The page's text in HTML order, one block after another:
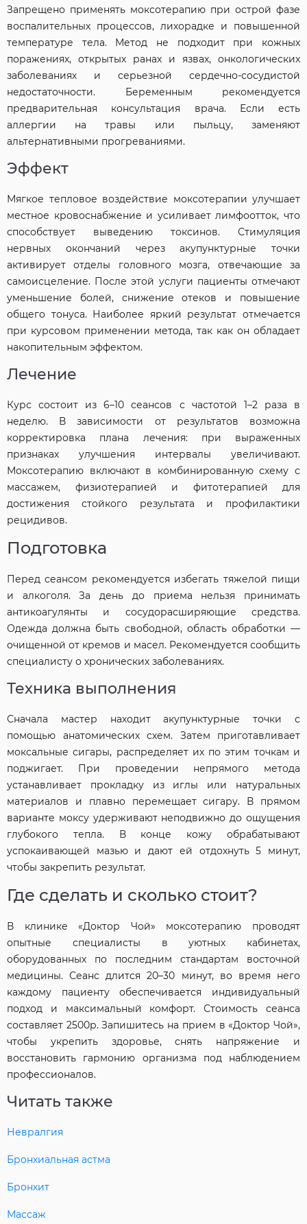
Запрещено применять моксотерапию при острой фазе
воспалительных процессов, лихорадке и повышенной
температуре тела. Метод не подходит при кожных
поражениях, открытых ранах и язвах, онкологических
заболеваниях и серьезной сердечно-сосудистой
недостаточности. Беременным рекомендуется
предварительная консультация врача. Если есть
аллергии на травы или пыльцу, заменяют
альтернативными прогреваниями.
Эффект
Мягкое тепловое воздействие моксотерапии улучшает
местное кровоснабжение и усиливает лимфоотток, что
способствует выведению токсинов. Стимуляция
нервных окончаний через акупунктурные точки
активирует отделы головного мозга, отвечающие за
самоисцеление. После этой услуги пациенты отмечают
уменьшение болей, снижение отеков и повышение
общего тонуса. Наиболее яркий результат отмечается
при курсовом применении метода, так как он обладает
накопительным эффектом.
Лечение
Курс состоит из 6–10 сеансов с частотой 1–2 раза в
неделю. В зависимости от результатов возможна
корректировка плана лечения: при выраженных
признаках улучшения интервалы увеличивают.
Моксотерапию включают в комбинированную схему с
массажем, физиотерапией и фитотерапией для
достижения стойкого результата и профилактики
рецидивов.
Подготовка
Перед сеансом рекомендуется избегать тяжелой пищи
и алкоголя. За день до приема нельзя принимать
антикоагулянты и сосудорасширяющие средства.
Одежда должна быть свободной, область обработки —
очищенной от кремов и масел. Рекомендуется сообщить
специалисту о хронических заболеваниях.
Техника выполнения
Сначала мастер находит акупунктурные точки с
помощью анатомических схем. Затем приготавливает
моксальные сигары, распределяет их по этим точкам и
поджигает. При проведении непрямого метода
устанавливает прокладку из иглы или натуральных
материалов и плавно перемещает сигару. В прямом
варианте моксу удерживают неподвижно до ощущения
глубокого тепла. В конце кожу обрабатывают
успокаивающей мазью и да­ют ей отдохнуть 5 минут,
чтобы закрепить результат.
Где сделать и сколько стоит?
В клинике «Доктор Чой» моксотерапию проводят
опытные специалисты в уютных кабинетах,
оборудованных по последним стандартам восточной
медицины. Сеанс длится 20–30 минут, во время него
каждому пациенту обеспечивается индивидуальный
подход и максимальный комфорт. Стоимость сеанса
составляет 2500р. Запишитесь на прием в «Доктор Чой»,
чтобы укрепить здоровье, снять напряжение и
восстановить гармонию организма под наблюдением
профессионалов.
Читать также
Невралгия
Бронхиальная астма
Бронхит
Массаж